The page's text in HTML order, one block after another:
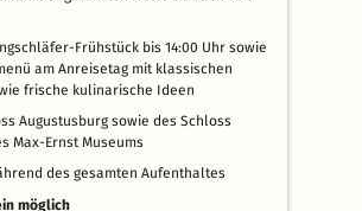
Frühstück bis 14:00 Uhr sowie
am Anreisetag mit klassischen
frische kulinarische Ideen
Augustusburg sowie des Schloss
Max-Ernst Museums
des gesamten Aufenthaltes
möglich